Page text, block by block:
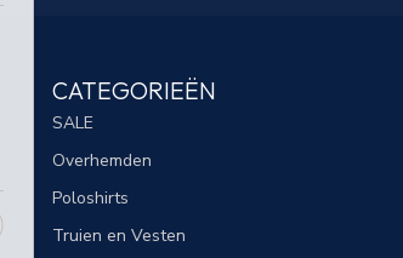
CATEGORIEËN
SALE
Overhemden
Poloshirts
Truien en Vesten